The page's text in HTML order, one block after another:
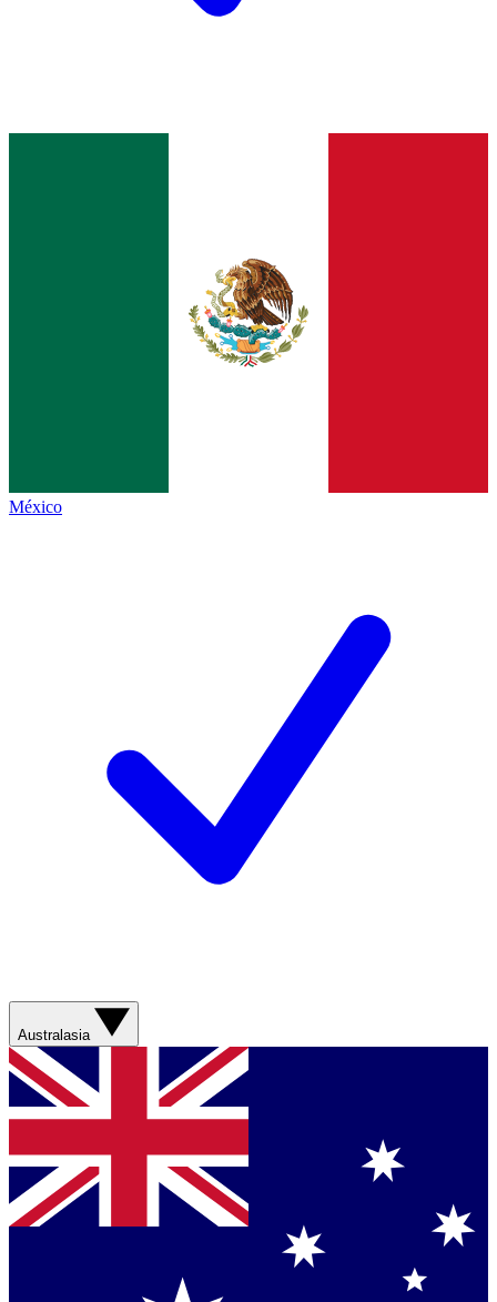
México
Australasia